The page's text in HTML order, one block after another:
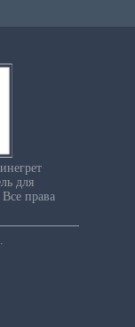
для
права